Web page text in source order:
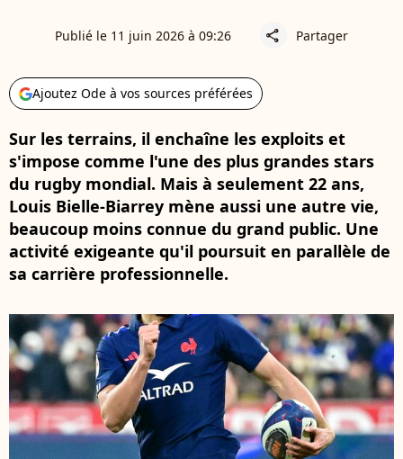
Publié le 11 juin 2026 à 09:26 share Partager
Ajoutez Ode à vos sources préférées
Sur les terrains, il enchaîne les exploits et
s'impose comme l'une des plus grandes stars
du rugby mondial. Mais à seulement 22 ans,
Louis Bielle-Biarrey mène aussi une autre vie,
beaucoup moins connue du grand public. Une
activité exigeante qu'il poursuit en parallèle de
sa carrière professionnelle.